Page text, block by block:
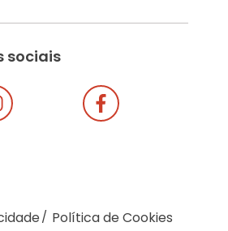
sociais
Política de Cookies